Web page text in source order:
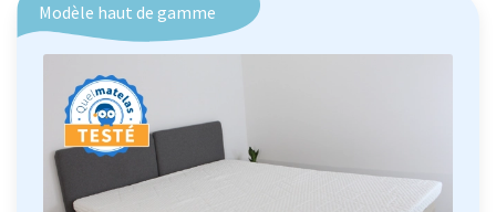
Modèle haut de gamme